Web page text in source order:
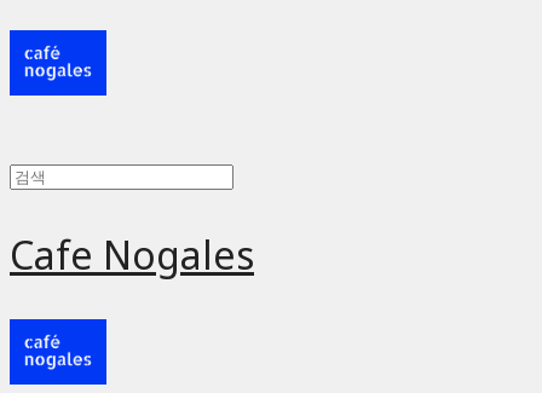
Cafe Nogales